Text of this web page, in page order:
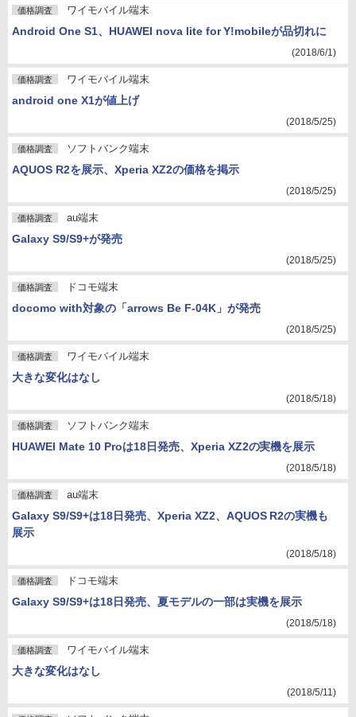
価格調査 ワイモバイル端末
Android One S1、HUAWEI nova lite for Y!mobileが品切れに
(2018/6/1)
価格調査 ワイモバイル端末
android one X1が値上げ
(2018/5/25)
価格調査 ソフトバンク端末
AQUOS R2を展示、Xperia XZ2の価格を掲示
(2018/5/25)
価格調査 au端末
Galaxy S9/S9+が発売
(2018/5/25)
価格調査 ドコモ端末
docomo with対象の「arrows Be F-04K」が発売
(2018/5/25)
価格調査 ワイモバイル端末
大きな変化はなし
(2018/5/18)
価格調査 ソフトバンク端末
HUAWEI Mate 10 Proは18日発売、Xperia XZ2の実機を展示
(2018/5/18)
価格調査 au端末
Galaxy S9/S9+は18日発売、Xperia XZ2、AQUOS R2の実機も
展示
(2018/5/18)
価格調査 ドコモ端末
Galaxy S9/S9+は18日発売、夏モデルの一部は実機を展示
(2018/5/18)
価格調査 ワイモバイル端末
大きな変化はなし
(2018/5/11)